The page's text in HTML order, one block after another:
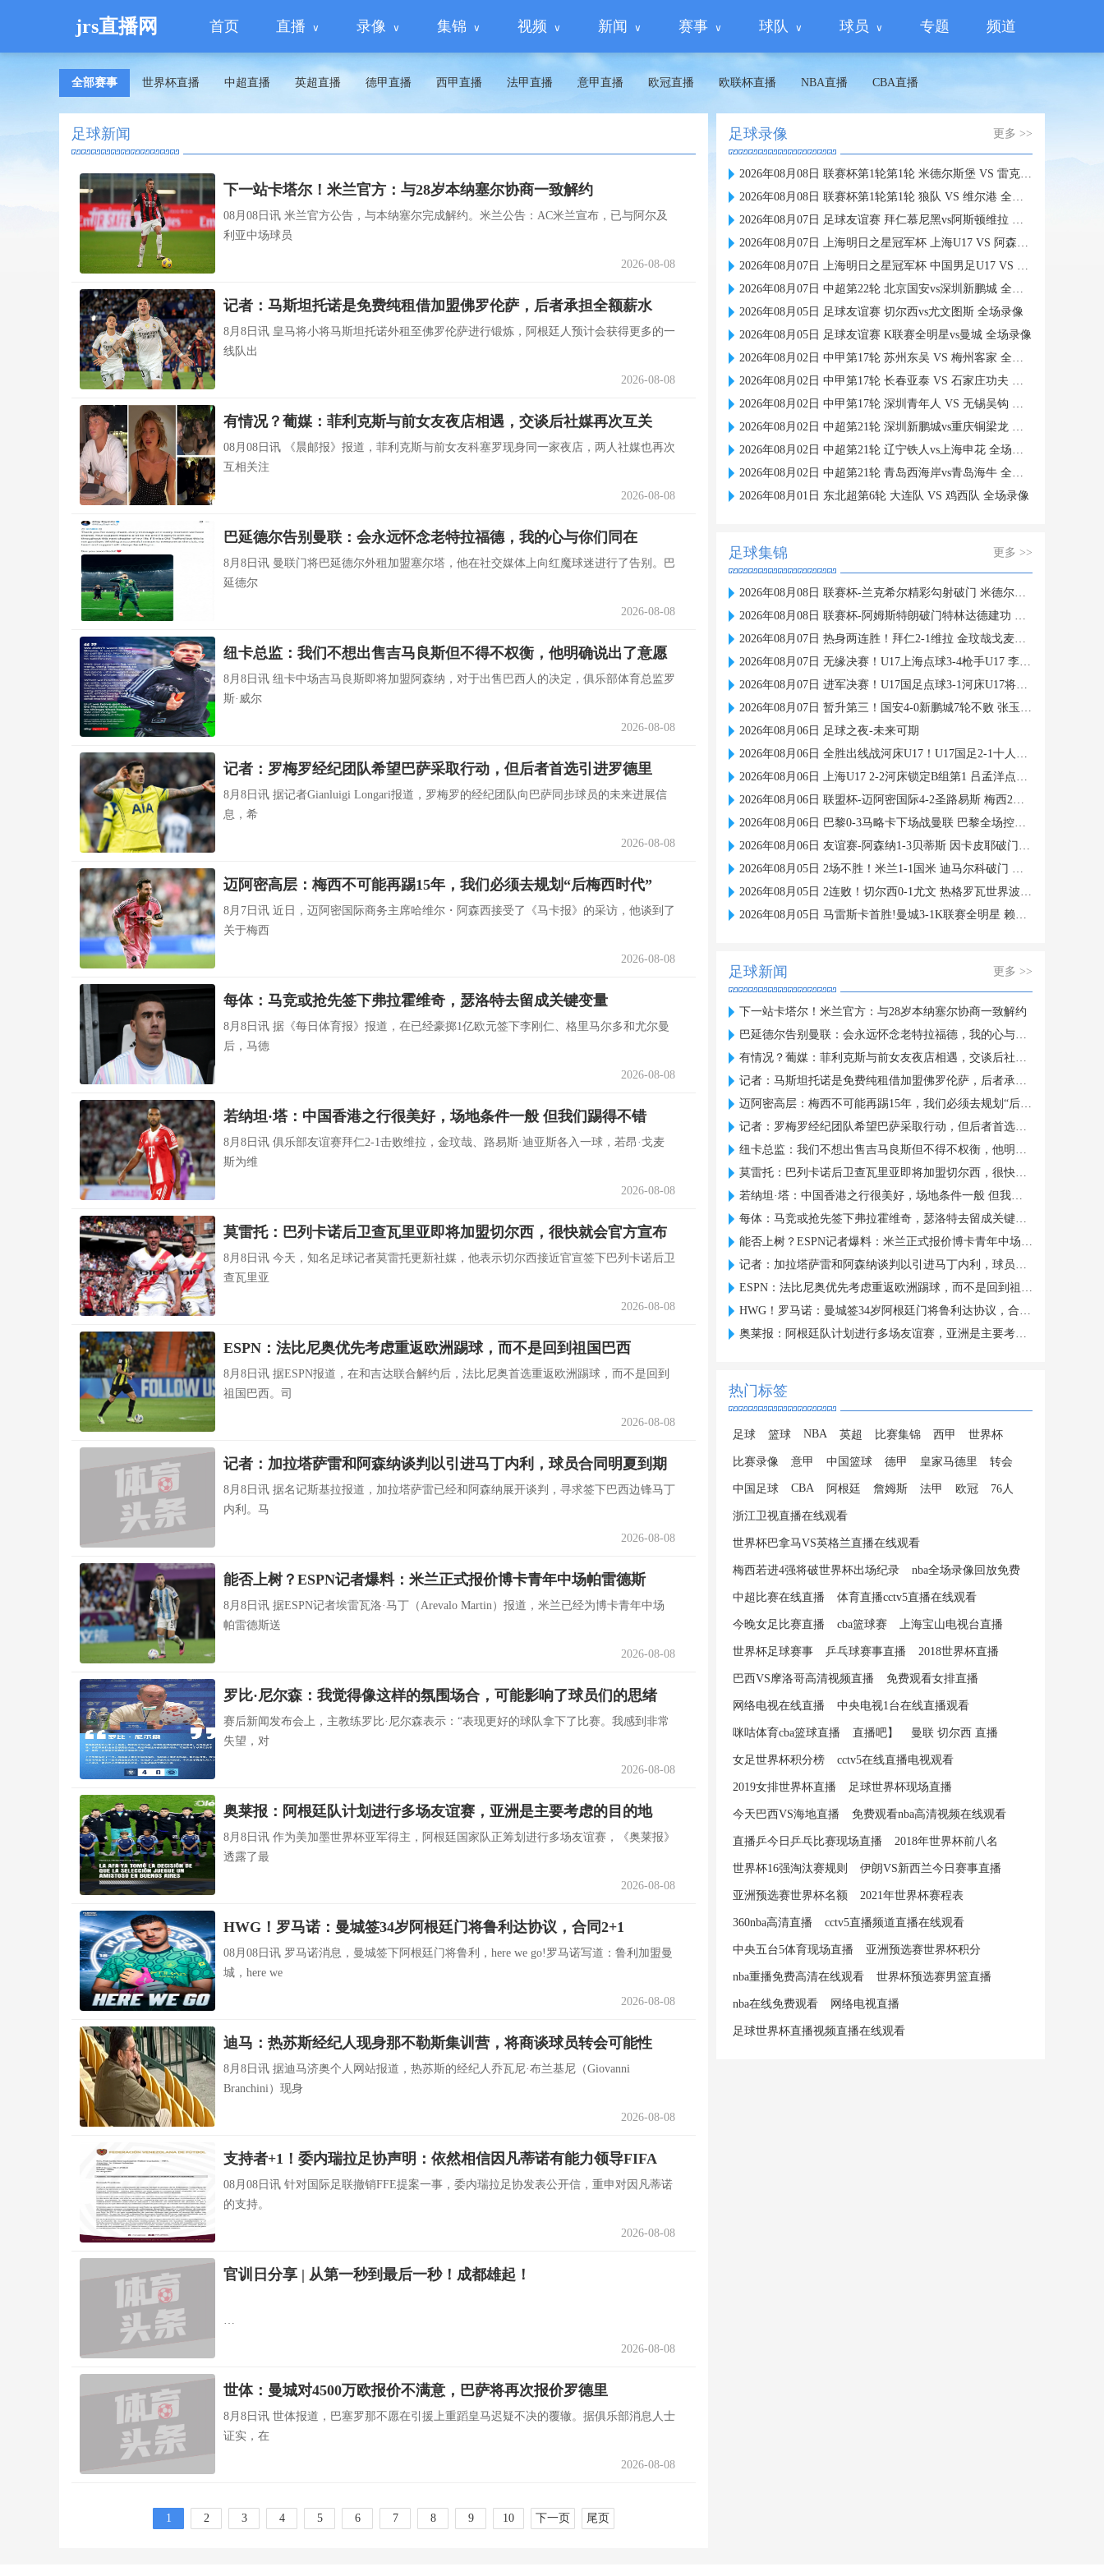
jrs直播网 首页 直播 录像 集锦 视频 新闻 赛事 球队 球员 专题 频道
全部赛事 世界杯直播 中超直播 英超直播 德甲直播 西甲直播 法甲直播 意甲直播 欧冠直播 欧联杯直播 NBA直播 CBA直播
足球新闻
下一站卡塔尔！米兰官方：与28岁本纳塞尔协商一致解约
08月08日讯 米兰官方公告，与本纳塞尔完成解约。米兰公告：AC米兰宣布，已与阿尔及
利亚中场球员
2026-08-08
记者：马斯坦托诺是免费纯租借加盟佛罗伦萨，后者承担全额薪水
8月8日讯 皇马将小将马斯坦托诺外租至佛罗伦萨进行锻炼，阿根廷人预计会获得更多的一
线队出
2026-08-08
有情况？葡媒：菲利克斯与前女友夜店相遇，交谈后社媒再次互关
08月08日讯 《晨邮报》报道，菲利克斯与前女友科塞罗现身同一家夜店，两人社媒也再次
互相关注
2026-08-08
巴延德尔告别曼联：会永远怀念老特拉福德，我的心与你们同在
8月8日讯 曼联门将巴延德尔外租加盟塞尔塔，他在社交媒体上向红魔球迷进行了告别。巴
延德尔
2026-08-08
纽卡总监：我们不想出售吉马良斯但不得不权衡，他明确说出了意愿
8月8日讯 纽卡中场吉马良斯即将加盟阿森纳，对于出售巴西人的决定，俱乐部体育总监罗
斯·威尔
2026-08-08
记者：罗梅罗经纪团队希望巴萨采取行动，但后者首选引进罗德里
8月8日讯 据记者Gianluigi Longari报道，罗梅罗的经纪团队向巴萨同步球员的未来进展信
息，希
2026-08-08
迈阿密高层：梅西不可能再踢15年，我们必须去规划“后梅西时代”
8月7日讯 近日，迈阿密国际商务主席哈维尔・阿森西接受了《马卡报》的采访，他谈到了
关于梅西
2026-08-08
每体：马竞或抢先签下弗拉霍维奇，瑟洛特去留成关键变量
8月8日讯 据《每日体育报》报道，在已经豪掷1亿欧元签下李刚仁、格里马尔多和尤尔曼
后，马德
2026-08-08
若纳坦·塔：中国香港之行很美好，场地条件一般 但我们踢得不错
8月8日讯 俱乐部友谊赛拜仁2-1击败维拉，金玟哉、路易斯·迪亚斯各入一球，若昂·戈麦
斯为维
2026-08-08
莫雷托：巴列卡诺后卫查瓦里亚即将加盟切尔西，很快就会官方宣布
8月8日讯 今天，知名足球记者莫雷托更新社媒，他表示切尔西接近官宣签下巴列卡诺后卫
查瓦里亚
2026-08-08
ESPN：法比尼奥优先考虑重返欧洲踢球，而不是回到祖国巴西
8月8日讯 据ESPN报道，在和吉达联合解约后，法比尼奥首选重返欧洲踢球，而不是回到
祖国巴西。司
2026-08-08
记者：加拉塔萨雷和阿森纳谈判以引进马丁内利，球员合同明夏到期
8月8日讯 据名记斯基拉报道，加拉塔萨雷已经和阿森纳展开谈判，寻求签下巴西边锋马丁
内利。马
2026-08-08
能否上树？ESPN记者爆料：米兰正式报价博卡青年中场帕雷德斯
8月8日讯 据ESPN记者埃雷瓦洛·马丁（Arevalo Martin）报道，米兰已经为博卡青年中场
帕雷德斯送
2026-08-08
罗比·尼尔森：我觉得像这样的氛围场合，可能影响了球员们的思绪
赛后新闻发布会上，主教练罗比·尼尔森表示：“表现更好的球队拿下了比赛。我感到非常
失望，对
2026-08-08
奥莱报：阿根廷队计划进行多场友谊赛，亚洲是主要考虑的目的地
8月8日讯 作为美加墨世界杯亚军得主，阿根廷国家队正筹划进行多场友谊赛，《奥莱报》
透露了最
2026-08-08
HWG！罗马诺：曼城签34岁阿根廷门将鲁利达协议，合同2+1
08月08日讯 罗马诺消息，曼城签下阿根廷门将鲁利，here we go!罗马诺写道：鲁利加盟曼
城，here we
2026-08-08
迪马：热苏斯经纪人现身那不勒斯集训营，将商谈球员转会可能性
8月8日讯 据迪马济奥个人网站报道，热苏斯的经纪人乔瓦尼·布兰基尼（Giovanni
Branchini）现身
2026-08-08
支持者+1！委内瑞拉足协声明：依然相信因凡蒂诺有能力领导FIFA
08月08日讯 针对国际足联撤销FFE提案一事，委内瑞拉足协发表公开信，重申对因凡蒂诺
的支持。
2026-08-08
官训日分享 | 从第一秒到最后一秒！成都雄起！
2026-08-08
世体：曼城对4500万欧报价不满意，巴萨将再次报价罗德里
8月8日讯 世体报道，巴塞罗那不愿在引援上重蹈皇马迟疑不决的覆辙。据俱乐部消息人士
证实，在
2026-08-08
1 2 3 4 5 6 7 8 9 10 下一页 尾页
足球录像 更多 >>
2026年08月08日 联赛杯第1轮第1轮 米德尔斯堡 VS 雷克瑟姆 全场录像
2026年08月08日 联赛杯第1轮第1轮 狼队 VS 维尔港 全场录像
2026年08月07日 足球友谊赛 拜仁慕尼黑vs阿斯顿维拉 全场录像
2026年08月07日 上海明日之星冠军杯 上海U17 VS 阿森纳U17 全场录像
2026年08月07日 上海明日之星冠军杯 中国男足U17 VS 河床U17 全场录像
2026年08月07日 中超第22轮 北京国安vs深圳新鹏城 全场录像
2026年08月05日 足球友谊赛 切尔西vs尤文图斯 全场录像
2026年08月05日 足球友谊赛 K联赛全明星vs曼城 全场录像
2026年08月02日 中甲第17轮 苏州东吴 VS 梅州客家 全场录像
2026年08月02日 中甲第17轮 长春亚泰 VS 石家庄功夫 全场录像
2026年08月02日 中甲第17轮 深圳青年人 VS 无锡吴钩 全场录像
2026年08月02日 中超第21轮 深圳新鹏城vs重庆铜梁龙 全场录像
2026年08月02日 中超第21轮 辽宁铁人vs上海申花 全场录像
2026年08月02日 中超第21轮 青岛西海岸vs青岛海牛 全场录像
2026年08月01日 东北超第6轮 大连队 VS 鸡西队 全场录像
足球集锦 更多 >>
2026年08月08日 联赛杯-兰克希尔精彩勾射破门 米德尔斯堡1-0雷克瑟姆
2026年08月08日 联赛杯-阿姆斯特朗破门特林达德建功 狼队3-0维尔港
2026年08月07日 热身两连胜！拜仁2-1维拉 金玟哉戈麦斯破门迪亚斯替补建功
2026年08月07日 无缘决赛！U17上海点球3-4枪手U17 李秋甫、李文博失点王启戎扑点
2026年08月07日 进军决赛！U17国足点球3-1河床U17将战阿森纳 江宇涵替补两扑点
2026年08月07日 暂升第三！国安4-0新鹏城7轮不败 张玉宁传射达万双响法比奥破门
2026年08月06日 足球之夜-未来可期
2026年08月06日 全胜出线战河床U17！U17国足2-1十人药厂U17 赵松源登场1分钟传射
2026年08月06日 上海U17 2-2河床锁定B组第1 吕孟洋点射阿布力米破门 将战A组第2
2026年08月06日 联盟杯-迈阿密国际4-2圣路易斯 梅西2射1传 阿伦助攻戴帽
2026年08月06日 巴黎0-3马略卡下场战曼联 巴黎全场控球近6成+8射3正未果
2026年08月06日 友谊赛-阿森纳1-3贝蒂斯 因卡皮耶破门难救主 福纳尔斯1射2传
2026年08月05日 2场不胜！米兰1-1国米 迪马尔科破门 恩昆库造点+点射拉莫斯登场
2026年08月05日 2连败！切尔西0-1尤文 热格罗瓦世界波制胜穆德里克时隔614天复出
2026年08月05日 马雷斯卡首胜!曼城3-1K联赛全明星 赖因德斯努里破门塞梅尼奥助攻
足球新闻 更多 >>
下一站卡塔尔！米兰官方：与28岁本纳塞尔协商一致解约
巴延德尔告别曼联：会永远怀念老特拉福德，我的心与你们同在
有情况？葡媒：菲利克斯与前女友夜店相遇，交谈后社媒再次互关
记者：马斯坦托诺是免费纯租借加盟佛罗伦萨，后者承担全额薪水
迈阿密高层：梅西不可能再踢15年，我们必须去规划“后梅西时代”
记者：罗梅罗经纪团队希望巴萨采取行动，但后者首选引进罗德里
纽卡总监：我们不想出售吉马良斯但不得不权衡，他明确说出了意愿
莫雷托：巴列卡诺后卫查瓦里亚即将加盟切尔西，很快就会官方宣布
若纳坦·塔：中国香港之行很美好，场地条件一般 但我们踢得不错
每体：马竞或抢先签下弗拉霍维奇，瑟洛特去留成关键变量
能否上树？ESPN记者爆料：米兰正式报价博卡青年中场帕雷德斯
记者：加拉塔萨雷和阿森纳谈判以引进马丁内利，球员合同明夏到期
ESPN：法比尼奥优先考虑重返欧洲踢球，而不是回到祖国巴西
HWG！罗马诺：曼城签34岁阿根廷门将鲁利达协议，合同2+1
奥莱报：阿根廷队计划进行多场友谊赛，亚洲是主要考虑的目的地
热门标签
足球 篮球 NBA 英超 比赛集锦 西甲 世界杯
比赛录像 意甲 中国篮球 德甲 皇家马德里 转会
中国足球 CBA 阿根廷 詹姆斯 法甲 欧冠 76人
浙江卫视直播在线观看
世界杯巴拿马VS英格兰直播在线观看
梅西若进4强将破世界杯出场纪录 nba全场录像回放免费
中超比赛在线直播 体育直播cctv5直播在线观看
今晚女足比赛直播 cba篮球赛 上海宝山电视台直播
世界杯足球赛事 乒乓球赛事直播 2018世界杯直播
巴西VS摩洛哥高清视频直播 免费观看女排直播
网络电视在线直播 中央电视1台在线直播观看
咪咕体育cba篮球直播 直播吧】 曼联 切尔西 直播
女足世界杯积分榜 cctv5在线直播电视观看
2019女排世界杯直播 足球世界杯现场直播
今天巴西VS海地直播 免费观看nba高清视频在线观看
直播乒今日乒乓比赛现场直播 2018年世界杯前八名
世界杯16强淘汰赛规则 伊朗VS新西兰今日赛事直播
亚洲预选赛世界杯名额 2021年世界杯赛程表
360nba高清直播 cctv5直播频道直播在线观看
中央五台5体育现场直播 亚洲预选赛世界杯积分
nba重播免费高清在线观看 世界杯预选赛男篮直播
nba在线免费观看 网络电视直播
足球世界杯直播视频直播在线观看